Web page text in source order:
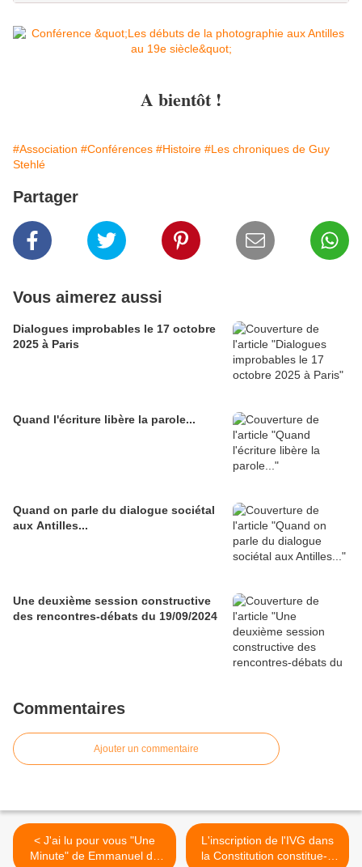
A bientôt !
#Association #Conférences #Histoire #Les chroniques de Guy
Stehlé
Partager
Vous aimerez aussi
Dialogues improbables le 17 octobre
2025 à Paris
Quand l'écriture libère la parole...
Quand on parle du dialogue sociétal
aux Antilles...
Une deuxième session constructive
des rencontres-débats du 19/09/2024
Commentaires
Ajouter un commentaire
< J'ai lu pour vous "Une
Minute" de Emmanuel de
L'inscription de l'IVG dans
la Constitution constitue-t-